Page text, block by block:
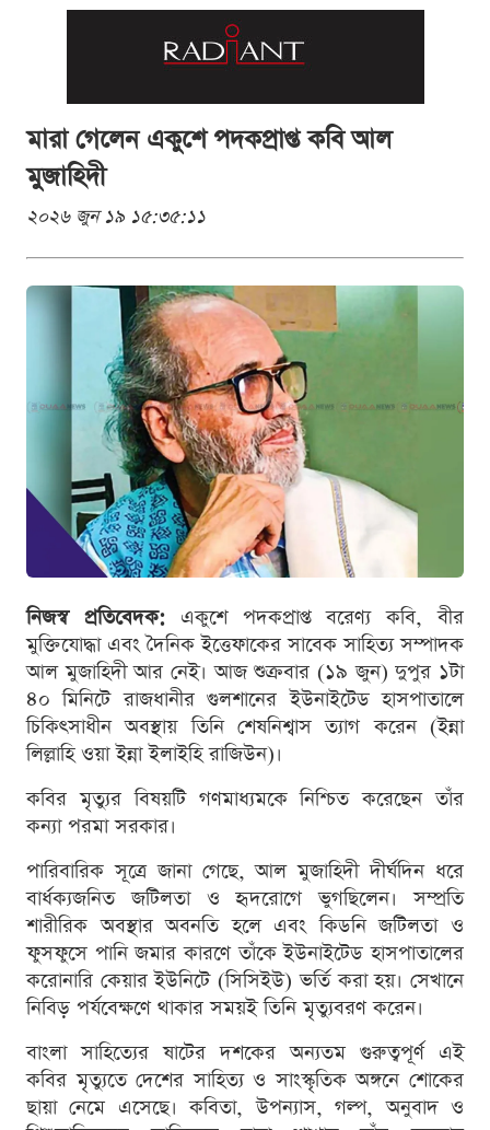
মারা গেলেন একুশে পদকপ্রাপ্ত কবি আল
মুজাহিদী
২০২৬ জুন ১৯ ১৫:৩৫:১১
নিজস্ব প্রতিবেদক:একুশে পদকপ্রাপ্ত বরেণ্য কবি, বীর
মুক্তিযোদ্ধা এবং দৈনিক ইত্তেফাকের সাবেক সাহিত্য সম্পাদক
আল মুজাহিদী আর নেই। আজ শুক্রবার (১৯ জুন) দুপুর ১টা
৪০ মিনিটে রাজধানীর গুলশানের ইউনাইটেড হাসপাতালে
চিকিৎসাধীন অবস্থায় তিনি শেষনিশ্বাস ত্যাগ করেন (ইন্না
লিল্লাহি ওয়া ইন্না ইলাইহি রাজিউন)।
কবির মৃত্যুর বিষয়টি গণমাধ্যমকে নিশ্চিত করেছেন তাঁর
কন্যা পরমা সরকার।
পারিবারিক সূত্রে জানা গেছে, আল মুজাহিদী দীর্ঘদিন ধরে
বার্ধক্যজনিত জটিলতা ও হৃদরোগে ভুগছিলেন। সম্প্রতি
শারীরিক অবস্থার অবনতি হলে এবং কিডনি জটিলতা ও
ফুসফুসে পানি জমার কারণে তাঁকে ইউনাইটেড হাসপাতালের
করোনারি কেয়ার ইউনিটে (সিসিইউ) ভর্তি করা হয়। সেখানে
নিবিড় পর্যবেক্ষণে থাকার সময়ই তিনি মৃত্যুবরণ করেন।
বাংলা সাহিত্যের ষাটের দশকের অন্যতম গুরুত্বপূর্ণ এই
কবির মৃত্যুতে দেশের সাহিত্য ও সাংস্কৃতিক অঙ্গনে শোকের
ছায়া নেমে এসেছে। কবিতা, উপন্যাস, গল্প, অনুবাদ ও